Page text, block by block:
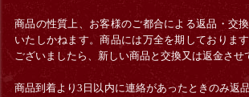
商品の性質上、お客様のご都合による返品・交
いたしかねます。商品には万全を期しておりま
ございましたら、新しい商品と交換又は返金させ
商品到着より3日以内に連絡があったときのみ返